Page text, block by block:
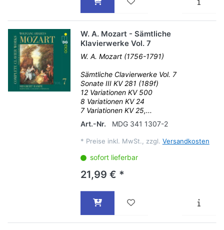
W. A. Mozart - Sämtliche
Klavierwerke Vol. 7
W. A. Mozart (1756-1791)
Sämtliche Clavierwerke Vol. 7
Sonate III KV 281 (189f)
12 Variationen KV 500
8 Variationen KV 24
7 Variationen KV 25,...
Art.-Nr.
MDG 341 1307-2
* Preise inkl. MwSt., zzgl. Versandkosten
sofort lieferbar
21,99 € *